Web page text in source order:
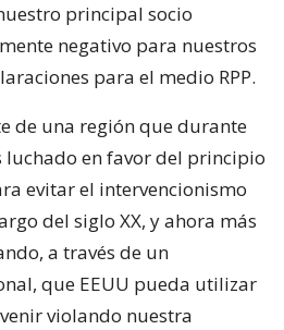
principal socio
negativo para nuestros
para el medio RPP.
de una región que durante
en favor del principio
evitar el intervencionismo
del siglo XX, y ahora más
a través de un
que EEUU pueda utilizar
violando nuestra